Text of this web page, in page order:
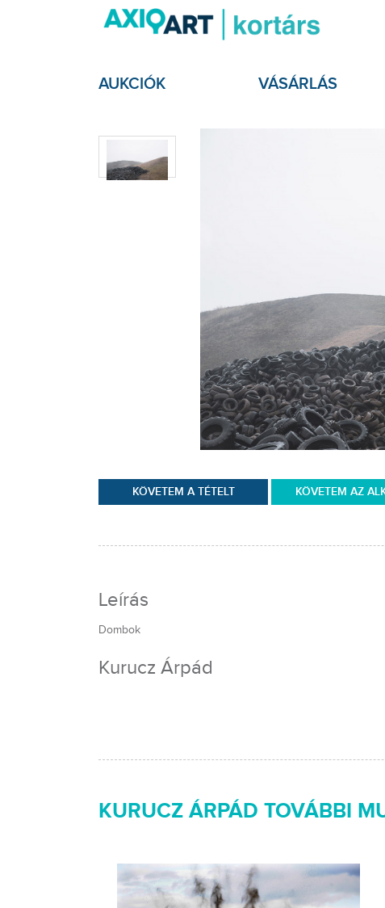
AUKCIÓK VÁSÁRLÁS
KÖVETEM A TÉTELT KÖVETEM AZ
Leírás
Dombok
Kurucz Árpád
KURUCZ ÁRPÁD TOVÁBBI